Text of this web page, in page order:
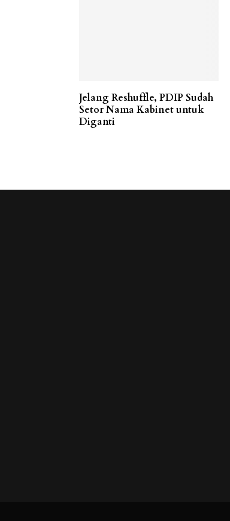
Jelang Reshuffle, PDIP Sudah
Setor Nama Kabinet untuk
Diganti